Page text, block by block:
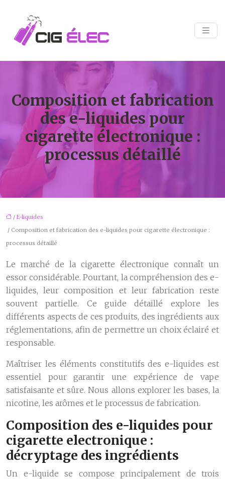
Composition et fabrication
des e-liquides pour
cigarette électronique :
processus détaillé
/ E-liquides
/ Composition et fabrication des e-liquides pour cigarette électronique :
processus détaillé
Le marché de la cigarette électronique connaît un
essor considérable. Pourtant, la compréhension des e-
liquides, leur composition et leur fabrication reste
souvent partielle. Ce guide détaillé explore les
différents aspects de ces produits, des ingrédients aux
réglementations, afin de permettre un choix éclairé et
responsable.
Maîtriser les éléments constitutifs des e-liquides est
essentiel pour garantir une expérience de vape
satisfaisante et sûre. Nous allons explorer les bases, la
nicotine, les arômes et le processus de fabrication.
Composition des e-liquides pour
cigarette electronique :
décryptage des ingrédients
Un e-liquide se compose principalement de trois